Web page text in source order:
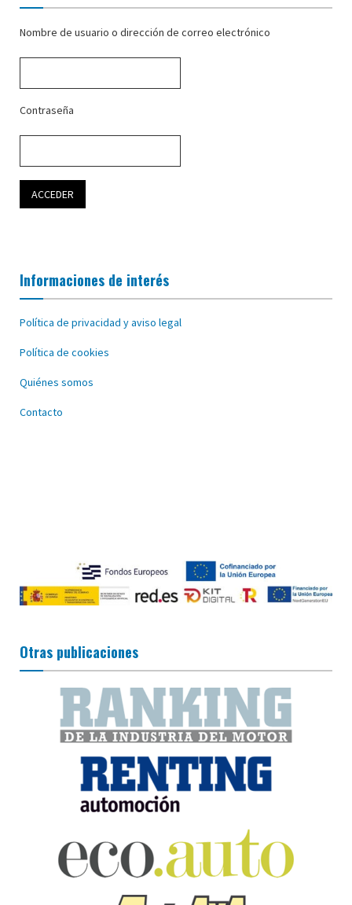
Nombre de usuario o dirección de correo electrónico
Contraseña
Informaciones de interés
Política de privacidad y aviso legal
Política de cookies
Quiénes somos
Contacto
Otras publicaciones